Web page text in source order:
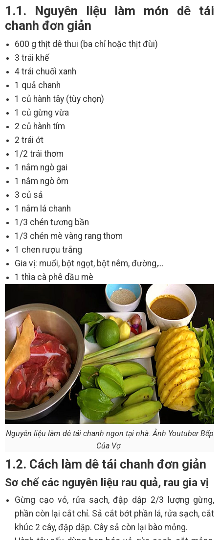
1.1. Nguyên liệu làm món dê tái
chanh đơn giản
600 g thịt dê thui (ba chỉ hoặc thịt đùi)
3 trái khế
4 trái chuối xanh
1 quả chanh
1 củ hành tây (tùy chọn)
1 củ gừng vừa
2 củ hành tím
2 trái ớt
1/2 trái thơm
1 nắm ngò gai
1 nắm ngò ôm
3 củ sả
1 nắm lá chanh
1/3 chén tương bần
1/3 chén mè vàng rang thơm
1 chen rượu trắng
Gia vị: muối, bột ngọt, bột nêm, đường,...
1 thìa cà phê dầu mè
Nguyên liệu làm dê tái chanh ngon tại nhà. Ảnh Youtuber Bếp
Của Vợ
1.2. Cách làm dê tái chanh đơn giản
Sơ chế các nguyên liệu rau quả, rau gia vị
Gừng cạo vỏ, rửa sạch, đập dập 2/3 lượng gừng,
phần còn lại cắt chỉ. Sả cắt bớt phần lá, rửa sạch, cắt
khúc 2 cây, đập dập. Cây sả còn lại bào mỏng.